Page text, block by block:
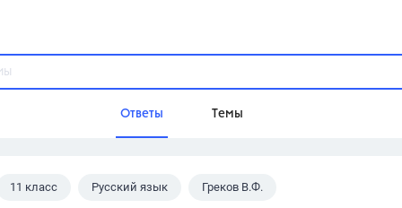
Ответы Темы
Домашнее задание
11 класс Русский язык Греков В.Ф.